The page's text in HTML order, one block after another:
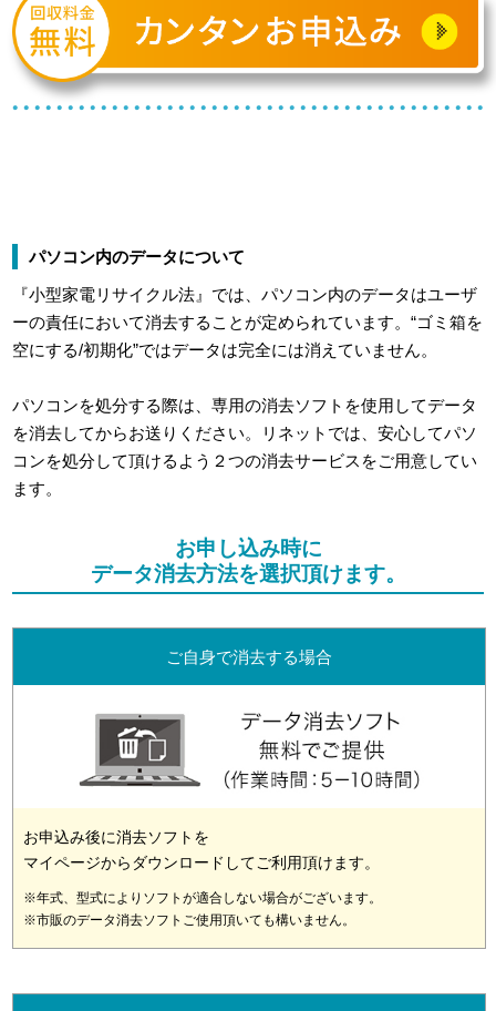
パソコン内のデータについて
『小型家電リサイクル法』では、パソコン内のデータはユーザ
ーの責任において消去することが定められています。“ゴミ箱を
空にする/初期化”ではデータは完全には消えていません。
パソコンを処分する際は、専用の消去ソフトを使用してデータ
を消去してからお送りください。リネットでは、安心してパソ
コンを処分して頂けるよう２つの消去サービスをご用意してい
ます。
お申し込み時に
データ消去方法を選択頂けます。
ご自身で消去する場合
お申込み後に消去ソフトを
マイページからダウンロードしてご利用頂けます。
※年式、型式によりソフトが適合しない場合がございます。
※市販のデータ消去ソフトご使用頂いても構いません。